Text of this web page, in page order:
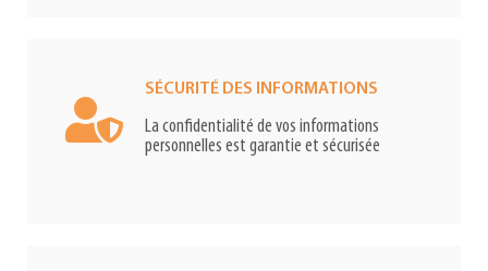
SÉCURITÉ DES INFORMATIONS
La confidentialité de vos informations
personnelles est garantie et sécurisée